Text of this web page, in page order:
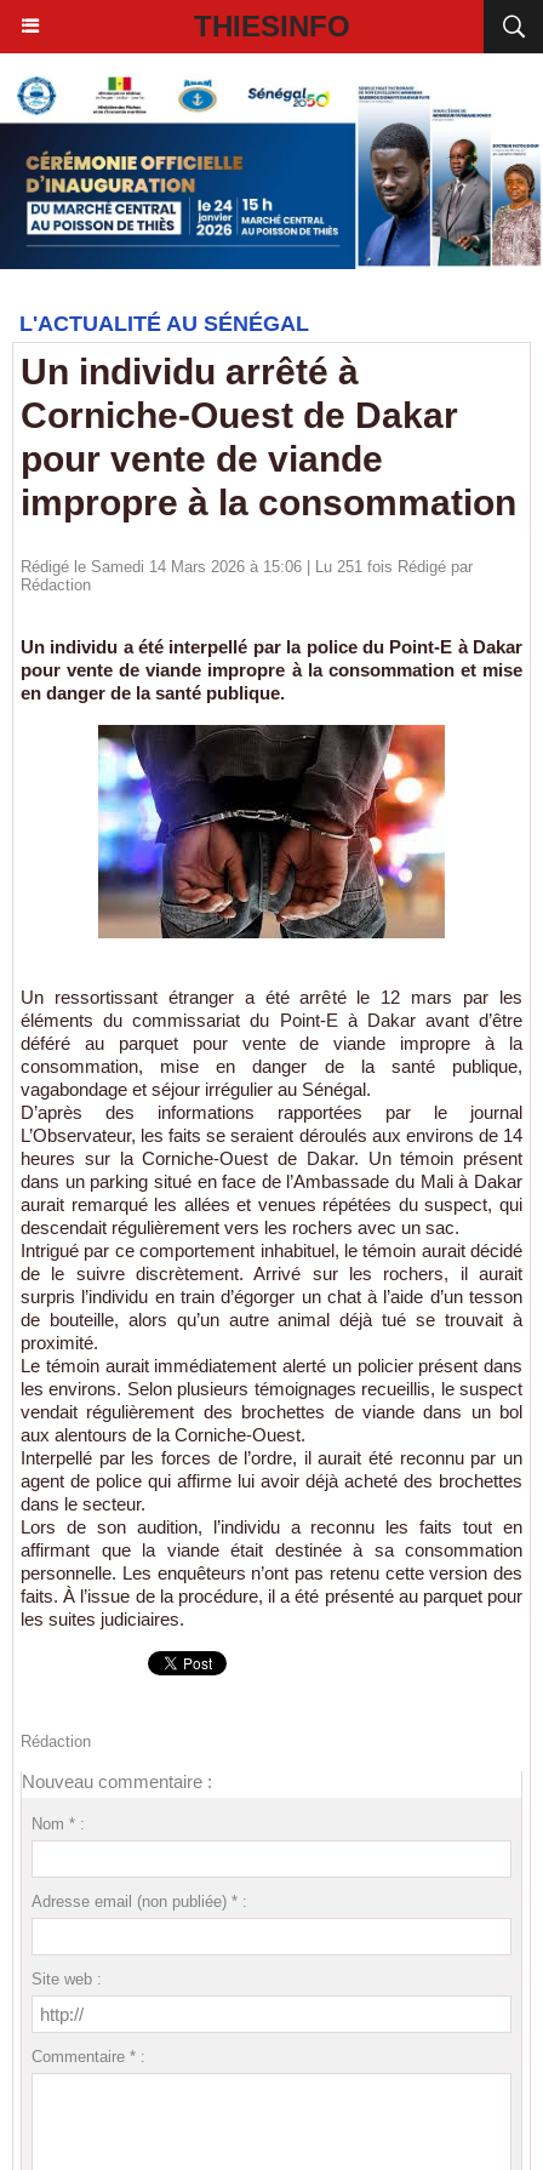
THIESINFO
L'ACTUALITÉ AU SÉNÉGAL
Un individu arrêté à
Corniche-Ouest de Dakar
pour vente de viande
impropre à la consommation
Rédigé le Samedi 14 Mars 2026 à 15:06 | Lu 251 fois Rédigé par
Rédaction
Un individu a été interpellé par la police du Point‑E à Dakar
pour vente de viande impropre à la consommation et mise
en danger de la santé publique.
Un ressortissant étranger a été arrêté le 12 mars par les
éléments du commissariat du Point‑E à Dakar avant d’être
déféré au parquet pour vente de viande impropre à la
consommation, mise en danger de la santé publique,
vagabondage et séjour irrégulier au Sénégal.
D’après des informations rapportées par le journal
L’Observateur, les faits se seraient déroulés aux environs de 14
heures sur la Corniche‑Ouest de Dakar. Un témoin présent
dans un parking situé en face de l’Ambassade du Mali à Dakar
aurait remarqué les allées et venues répétées du suspect, qui
descendait régulièrement vers les rochers avec un sac.
Intrigué par ce comportement inhabituel, le témoin aurait décidé
de le suivre discrètement. Arrivé sur les rochers, il aurait
surpris l’individu en train d’égorger un chat à l’aide d’un tesson
de bouteille, alors qu’un autre animal déjà tué se trouvait à
proximité.
Le témoin aurait immédiatement alerté un policier présent dans
les environs. Selon plusieurs témoignages recueillis, le suspect
vendait régulièrement des brochettes de viande dans un bol
aux alentours de la Corniche-Ouest.
Interpellé par les forces de l’ordre, il aurait été reconnu par un
agent de police qui affirme lui avoir déjà acheté des brochettes
dans le secteur.
Lors de son audition, l’individu a reconnu les faits tout en
affirmant que la viande était destinée à sa consommation
personnelle. Les enquêteurs n’ont pas retenu cette version des
faits. À l’issue de la procédure, il a été présenté au parquet pour
les suites judiciaires.
Rédaction
Nouveau commentaire :
Nom * :
Adresse email (non publiée) * :
Site web :
Commentaire * :